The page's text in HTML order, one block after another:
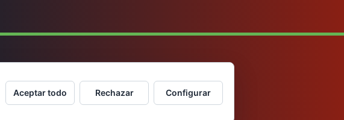
Aceptar todo Rechazar Configurar